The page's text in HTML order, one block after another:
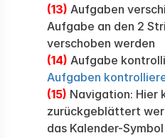
(13) Aufgaben
Aufgabe an den 2
verschoben werden
(14) Aufgabe
Aufgaben
(15) Navigation: Hier
zurückgeblättert
das Kalender-